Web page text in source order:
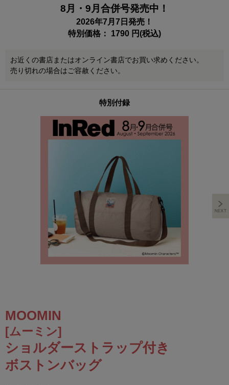
8月・9月合併号発売中！
2026年7月7日発売！
特別価格： 1790 円(税込)
お近くの書店またはオンライン書店でお買い求めください。
売り切れの場合はご容赦ください。
特別付録
MOOMIN
[ムーミン]
ショルダーストラップ付き
ボストンバッグ